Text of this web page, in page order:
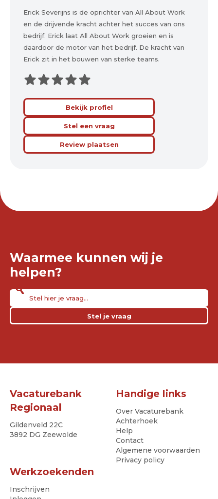
Erick Severijns is de oprichter van All About Work
en de drijvende kracht achter het succes van ons
bedrijf. Erick laat All About Work groeien en is
daardoor de motor van het bedrijf. De kracht van
Erick zit in het bouwen van sterke teams.
Bekijk profiel
Stel een vraag
Review plaatsen
Waarmee kunnen wij je
helpen?
Stel je vraag
Vacaturebank
Regionaal
Gildenveld 22C
3892 DG Zeewolde
Handige links
Over Vacaturebank
Achterhoek
Help
Contact
Algemene voorwaarden
Privacy policy
Werkzoekenden
Inschrijven